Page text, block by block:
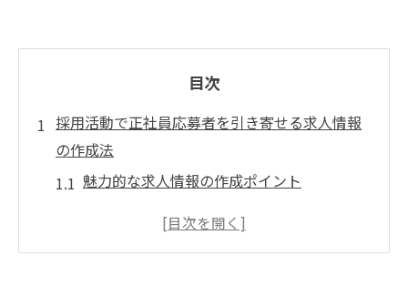
目次
採用活動で正社員応募者を引き寄せる求人情報
の作成法
魅力的な求人情報の作成ポイント
応募者の心を掴むキャッチコピーの作り方